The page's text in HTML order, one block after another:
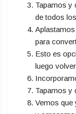
Tapamos y
de todos
para
Esto es
luego
Tapamos y
Vemos que